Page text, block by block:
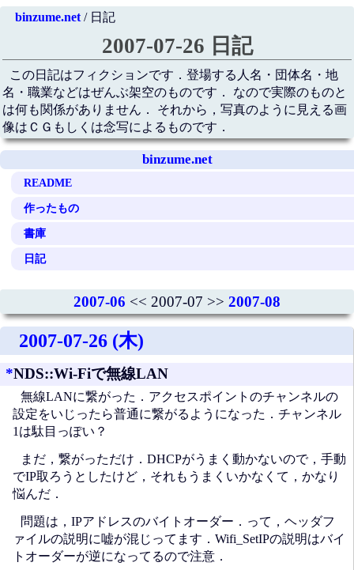
binzume.net/ 日記
2007-07-26 日記
この日記はフィクションです．登場する人名・団体名・地
名・職業などはぜんぶ架空のものです． なので実際のものと
は何も関係がありません． それから，写真のように見える画
像はＣＧもしくは念写によるものです．
binzume.net
README
作ったもの
書庫
日記
2007-06 << 2007-07 >> 2007-08
2007-07-26 (木)
*NDS::Wi-Fiで無線LAN
無線LANに繋がった．アクセスポイントのチャンネルの
設定をいじったら普通に繋がるようになった．チャンネル
1は駄目っぽい？
まだ，繋がっただけ．DHCPがうまく動かないので，手動
でIP取ろうとしたけど，それもうまくいかなくて，かなり
悩んだ．
問題は，IPアドレスのバイトオーダー．って，ヘッダフ
ァイルの説明に嘘が混じってます．Wifi_SetIPの説明はバイ
トオーダーが逆になってるので注意．